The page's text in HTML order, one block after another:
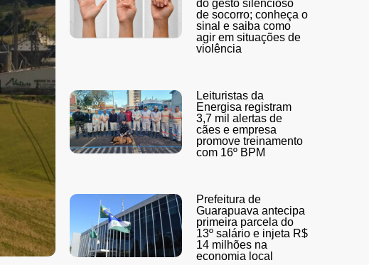
do gesto silencioso
de socorro; conheça o
sinal e saiba como
agir em situações de
violência
Leituristas da
Energisa registram
3,7 mil alertas de
cães e empresa
promove treinamento
com 16º BPM
Prefeitura de
Guarapuava antecipa
primeira parcela do
13º salário e injeta R$
14 milhões na
economia local